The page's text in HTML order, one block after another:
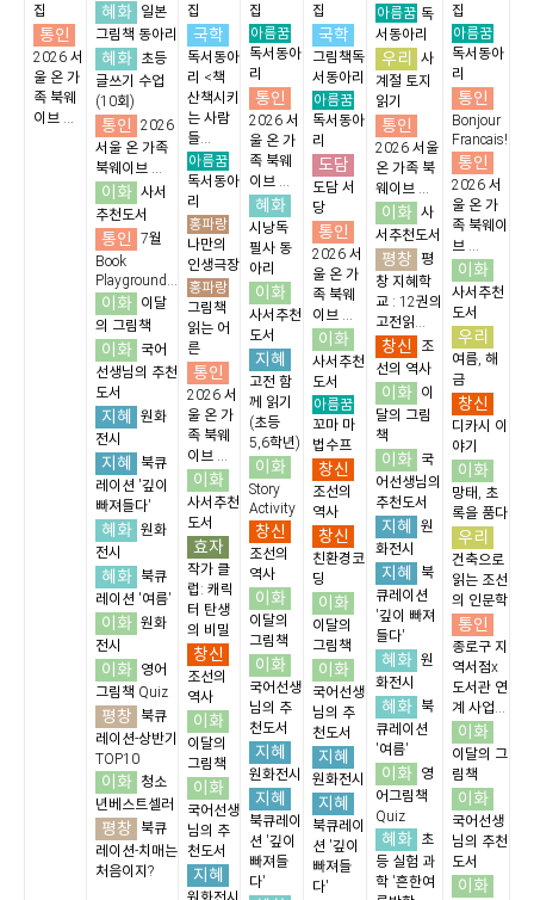
집
통인
2026 서
울 온 가
족 북웨
이브 ...
혜화
일본
그림책 동아리
혜화
초등
글쓰기 수업
(10회)
통인
2026
서울 온 가족
북웨이브 ...
이화 사서
추천도서
통인
7월
Book
Playground...
이화
이달
의 그림책
이화
국어
선생님의 추천
도서
지혜
원화
전시
지혜
북큐
레이션 '깊이
빠져들다'
혜화 원화
전시
혜화
북큐
레이션 '여름'
이화 원화
전시
이화
영어
그림책 Quiz
평창
북큐
레이션-상반기
TOP10
이화
청소
년베스트셀러
평창
북큐
레이션-치매는
처음이지?
집
국학
독서동아
리 <책
산책시키
는 사람
들...
아름꿈
독서동아
리
홍파랑
나만의
인생극장
홍파랑
그림책
읽는 어
른
통인
2026 서
울 온 가
족 북웨
이브 ...
이화
사서추천
도서
효자
작가 클
럽: 캐릭
터 탄생
의 비밀
창신
조선의
역사
이화
이달의
그림책
이화
국어선생
님의 추
천도서
지혜
집
아름꿈
독서동아
리
통인
2026 서
울 온 가
족 북웨
이브 ...
혜화
시낭독
필사 동
아리
이화
사서추천
도서
지혜
고전 함
께 읽기
(초등
5,6학년)
이화
Story
Activity
창신
조선의
역사
이화
이달의
그림책
이화
국어선생
님의 추
천도서
지혜
원화전시
지혜
북큐레이
션 '깊이
빠져들
다'
집
국학
그림책독
서동아리
아름꿈
독서동아
리
도담
도담 서
당
통인
2026 서
울 온 가
족 북웨
이브 ...
이화
사서추천
도서
아름꿈
꼬마 마
법수프
창신
조선의
역사
창신
친환경코
딩
이화
이달의
그림책
이화
국어선생
님의 추
천도서
지혜
원화전시
지혜
북큐레이
션 '깊이
빠져들
다'
아름꿈 독
서동아리
우리
사
계절 토지
읽기
통인
2026 서울
온 가족 북
웨이브 ...
이화 사
서추천도서
평창 평
창 지혜학
교 : 12권의
고전읽...
창신
조
선의 역사
이화
이
달의 그림
책
이화
국
어선생님의
추천도서
지혜
원
화전시
지혜
북
큐레이션
'깊이 빠져
들다'
혜화 원
화전시
혜화
북
큐레이션
'여름'
이화
영
어그림책
Quiz
혜화
초
등 실험 과
학 '흔한여
집
아름꿈
독서동아
리
통인
Bonjour
Francais!
통인
2026 서
울 온 가
족 북웨이
브 ...
이화
사서추천
도서
우리
여름, 해
금
창신
디카시 이
야기
이화
망태, 초
록을 품다
우리
건축으로
읽는 조선
의 인문학
통인
종로구 지
역서점x
도서관 연
계 사업...
이화
이달의 그
림책
이화
국어선생
님의 추천
도서
이화